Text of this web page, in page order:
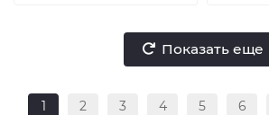
Показать еще
1 2 3 4 5 6